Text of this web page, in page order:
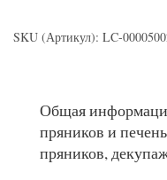
SKU (Артикул): LC-
Общая
пряников и
пряников,